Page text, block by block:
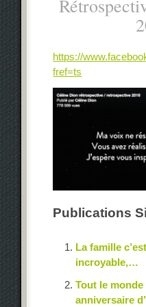
https://
fref=ts
Publications
La famille
incroyable,…
Tout le
anniversaire